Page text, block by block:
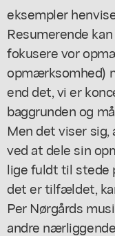
eksempler
Resumerende
fokusere vor
opmærksomhed)
end det, vi er
baggrunden og
Men det viser
ved at dele sin
lige fuldt til stede
det er tilfældet,
Per Nørgårds
andre